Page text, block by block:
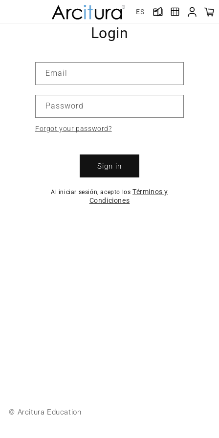
ES
Login
Email
Password
Forgot your password?
Sign in
Al iniciar sesión, acepto los Términos y
Condiciones
© Arcitura Education